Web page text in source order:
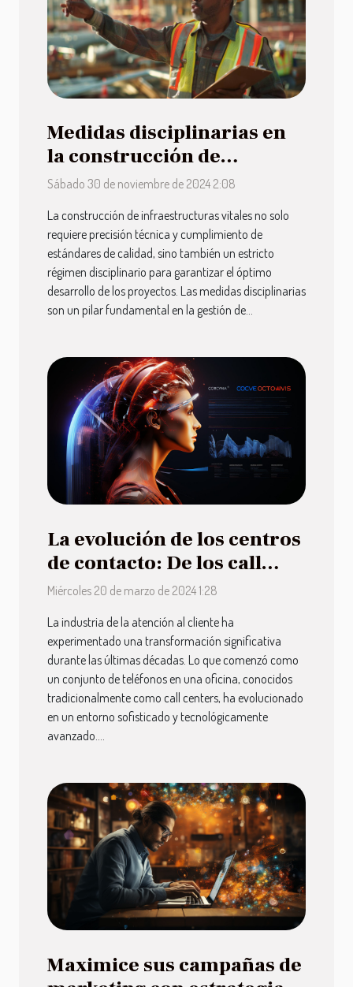
Medidas disciplinarias en
la construcción de
infraestructuras vitales
Sábado 30 de noviembre de 2024 2:08
La construcción de infraestructuras vitales no solo
requiere precisión técnica y cumplimiento de
estándares de calidad, sino también un estricto
régimen disciplinario para garantizar el óptimo
desarrollo de los proyectos. Las medidas disciplinarias
son un pilar fundamental en la gestión de...
La evolución de los centros
de contacto: De los call
centers a las soluciones
CCaaS en la nube
Miércoles 20 de marzo de 2024 1:28
La industria de la atención al cliente ha
experimentado una transformación significativa
durante las últimas décadas. Lo que comenzó como
un conjunto de teléfonos en una oficina, conocidos
tradicionalmente como call centers, ha evolucionado
en un entorno sofisticado y tecnológicamente
avanzado....
Maximice sus campañas de